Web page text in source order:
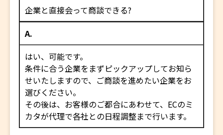
企業と直接会って商談できる?
A.
はい、可能です。
条件に合う企業をまずピックアップしてお知ら
せいたしますので、ご商談を進めたい企業をお
選びください。
その後は、お客様のご都合にあわせて、ECのミ
カタが代理で各社との日程調整まで行います。